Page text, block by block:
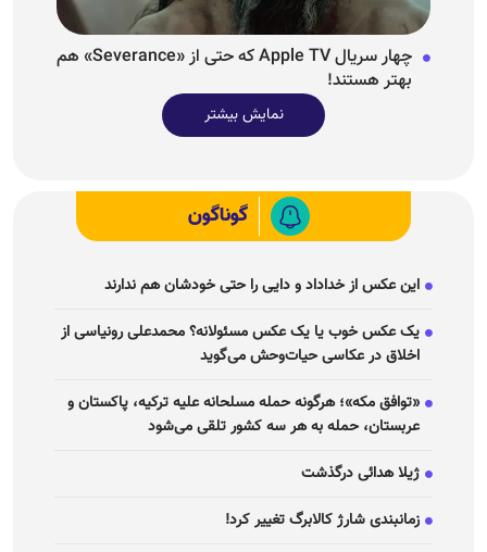
چهار سریال Apple TV که حتی از «Severance» هم
بهتر هستند!
نمایش بیشتر
گوناگون
این عکس از خداداد و دایی را حتی خودشان هم ندارند
یک عکس خوب یا یک عکس مسئولانه؟ محمدعلی رونیاسی از
اخلاق در عکاسی حیات‌وحش می‌گوید
«توافق مکه»؛ هرگونه حمله مسلحانه علیه ترکیه، پاکستان و
عربستان، حمله به هر سه کشور تلقی می‌شود
ژیلا هدائی درگذشت
زمانبندی شارژ کالابرگ تغییر کرد!